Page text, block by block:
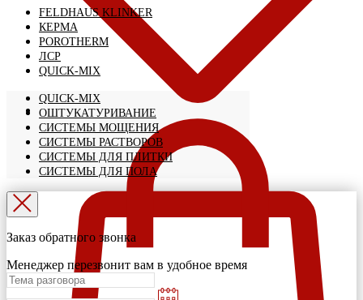
FELDHAUS KLINKER
КЕРМА
POROTHERM
ЛСР
QUICK-MIX
QUICK-MIX
ОШТУКАТУРИВАНИЕ
СИСТЕМЫ МОЩЕНИЯ
СИСТЕМЫ РАСТВОРОВ
СИСТЕМЫ ДЛЯ ПЛИТКИ
СИСТЕМЫ ДЛЯ ПОЛА
Заказ обратного звонка
Менеджер перезвонит вам в удобное время